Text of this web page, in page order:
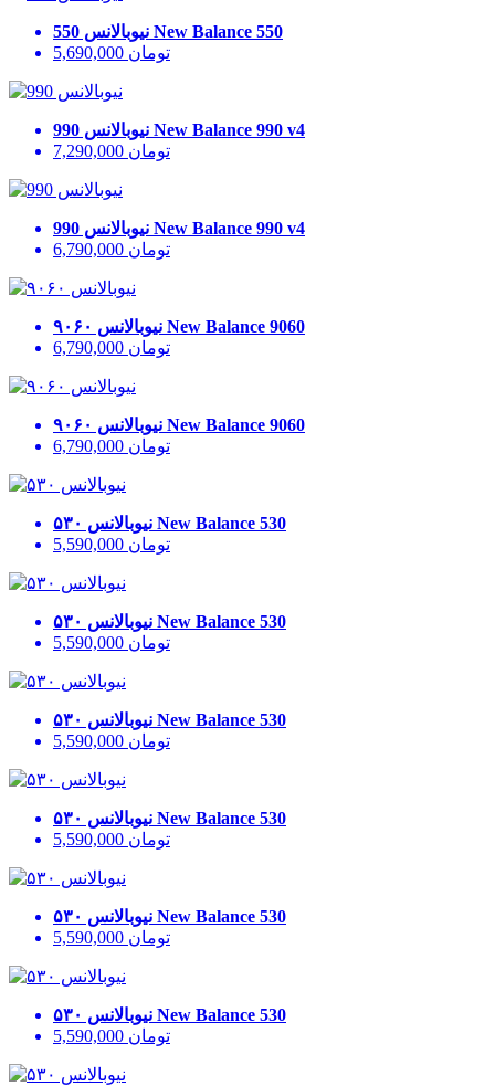
نیوبالانس 550 New Balance 550
5,690,000 تومان
نیوبالانس 990 New Balance 990 v4
7,290,000 تومان
نیوبالانس 990 New Balance 990 v4
6,790,000 تومان
نیوبالانس ۹۰۶۰ New Balance 9060
6,790,000 تومان
نیوبالانس ۹۰۶۰ New Balance 9060
6,790,000 تومان
نیوبالانس ۵۳۰ New Balance 530
5,590,000 تومان
نیوبالانس ۵۳۰ New Balance 530
5,590,000 تومان
نیوبالانس ۵۳۰ New Balance 530
5,590,000 تومان
نیوبالانس ۵۳۰ New Balance 530
5,590,000 تومان
نیوبالانس ۵۳۰ New Balance 530
5,590,000 تومان
نیوبالانس ۵۳۰ New Balance 530
5,590,000 تومان